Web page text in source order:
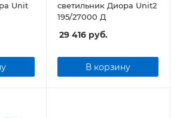
Unit
светильник Диора Unit2
195/27000 Д
29 416руб.
В корзину